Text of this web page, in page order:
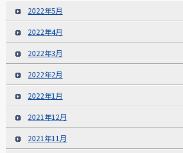
2022年5月
2022年4月
2022年3月
2022年2月
2022年1月
2021年12月
2021年11月